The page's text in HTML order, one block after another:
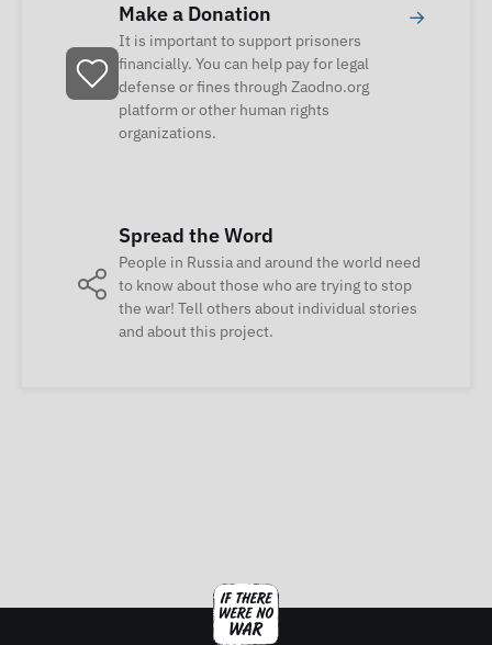
Make a Donation
It is important to support prisoners
financially. You can help pay for legal
defense or fines through Zaodno.org
platform or other human rights
organizations.
→
Spread the Word
People in Russia and around the world need
to know about those who are trying to stop
the war! Tell others about individual stories
and about this project.